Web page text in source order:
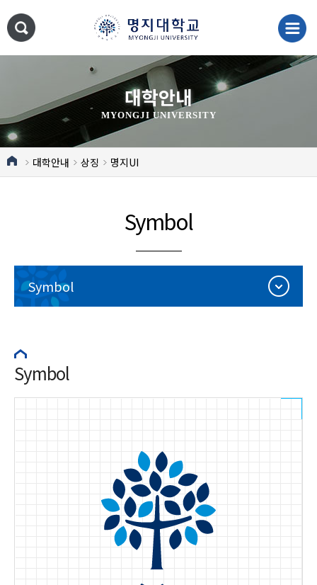
대학안내
MYONGJI UNIVERSITY
대학안내 상징 명지UI
Symbol
Symbol
Symbol